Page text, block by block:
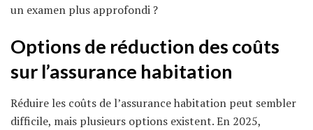
un examen plus approfondi ?
Options de réduction des coûts
sur l’assurance habitation
Réduire les coûts de l’assurance habitation peut sembler
difficile, mais plusieurs options existent. En 2025,